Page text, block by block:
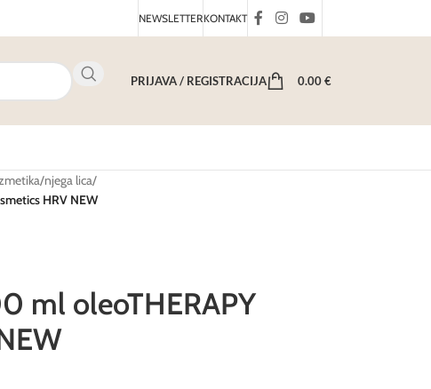
NEWSLETTERKONTAKT
PRIJAVA / REGISTRACIJA 0.00€
/njega lica/
HRV NEW
ml oleoTHERAPY